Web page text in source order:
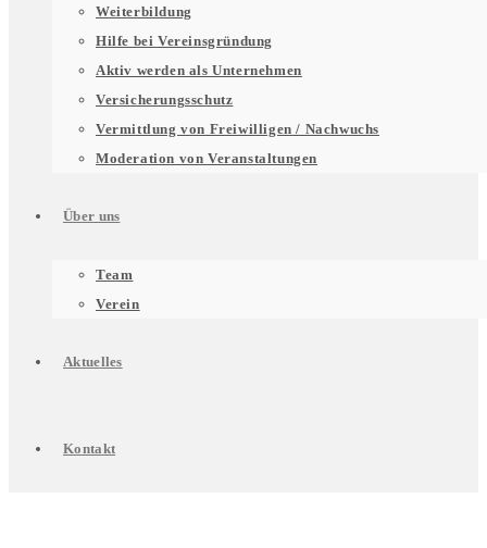
Weiterbildung
Hilfe bei Vereinsgründung
Aktiv werden als Unternehmen
Versicherungsschutz
Vermittlung von Freiwilligen / Nachwuchs
Moderation von Veranstaltungen
Über uns
Team
Verein
Aktuelles
Kontakt